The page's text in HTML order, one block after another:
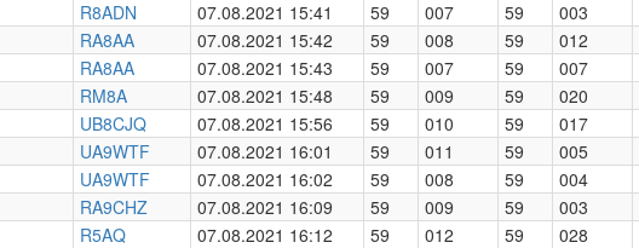
R8ADN 07.08.2021 15:41 59 007 59 003
RA8AA 07.08.2021 15:42 59 008 59 012
RA8AA 07.08.2021 15:43 59 007 59 007
RM8A 07.08.2021 15:48 59 009 59 020
UB8CJQ 07.08.2021 15:56 59 010 59 017
UA9WTF 07.08.2021 16:01 59 011 59 005
UA9WTF 07.08.2021 16:02 59 008 59 004
RA9CHZ 07.08.2021 16:09 59 009 59 003
R5AQ 07.08.2021 16:12 59 012 59 028